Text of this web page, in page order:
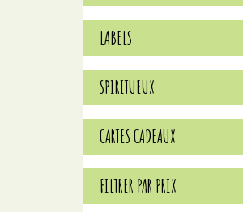
LABELS
SPIRITUEUX
CARTES CADEAUX
FILTRER PAR PRIX